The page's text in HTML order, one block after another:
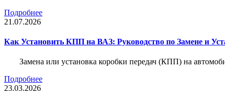
Подробнее
21.07.2026
Как Установить КПП на ВАЗ: Руководство по Замене и
Замена или установка коробки передач (КПП) на
Подробнее
23.03.2026